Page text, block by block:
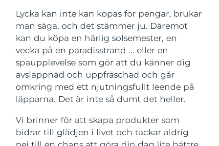
Lycka kan inte kan köpas för pengar, brukar
man säga, och det stämmer ju. Däremot
kan du köpa en härlig solsemester, en
vecka på en paradisstrand ... eller en
spaupplevelse som gör att du känner dig
avslappnad och uppfräschad och går
omkring med ett njutningsfullt leende på
läpparna. Det är inte så dumt det heller.
Vi brinner för att skapa produkter som
bidrar till glädjen i livet och tackar aldrig
Specialerbjudanden Bästsäljare
Rödljusterapi
Australien Förväntad leverans8/14/26
Frankrike Förväntad leverans
Tyskland Förväntad leverans
Kanada Förväntad leverans8/15/26
Australien 8/14/26